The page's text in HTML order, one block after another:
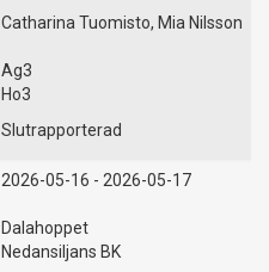
Catharina Tuomisto, Mia Nilsson
Ag3
Ho3
Slutrapporterad
2026-05-16 - 2026-05-17
Dalahoppet
Nedansiljans BK